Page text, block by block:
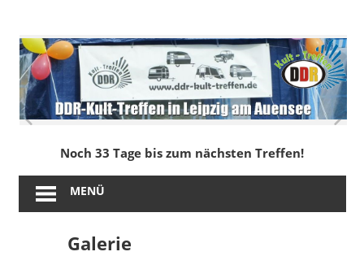
springen
DDR-
Kult-
Treffen
in
Leipzig
am
Noch 33 Tage bis zum nächsten Treffen!
MENÜ
Galerie